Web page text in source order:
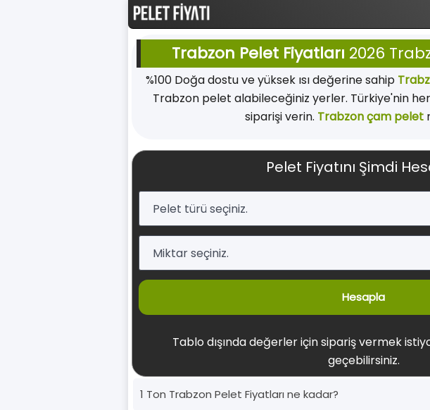
Trabzon Pelet Fiyatları 2026
%100 Doğa dostu ve yüksek ısı değerine sahip
Trabzon pelet alabileceğiniz yerler. Türkiye'nin
siparişi verin. Trabzon çam pelet
Pelet Fiyatını Şimdi
Hesapla
Tablo dışında değerler için sipariş vermek
geçebilirsiniz.
1 Ton Trabzon Pelet Fiyatları ne kadar?